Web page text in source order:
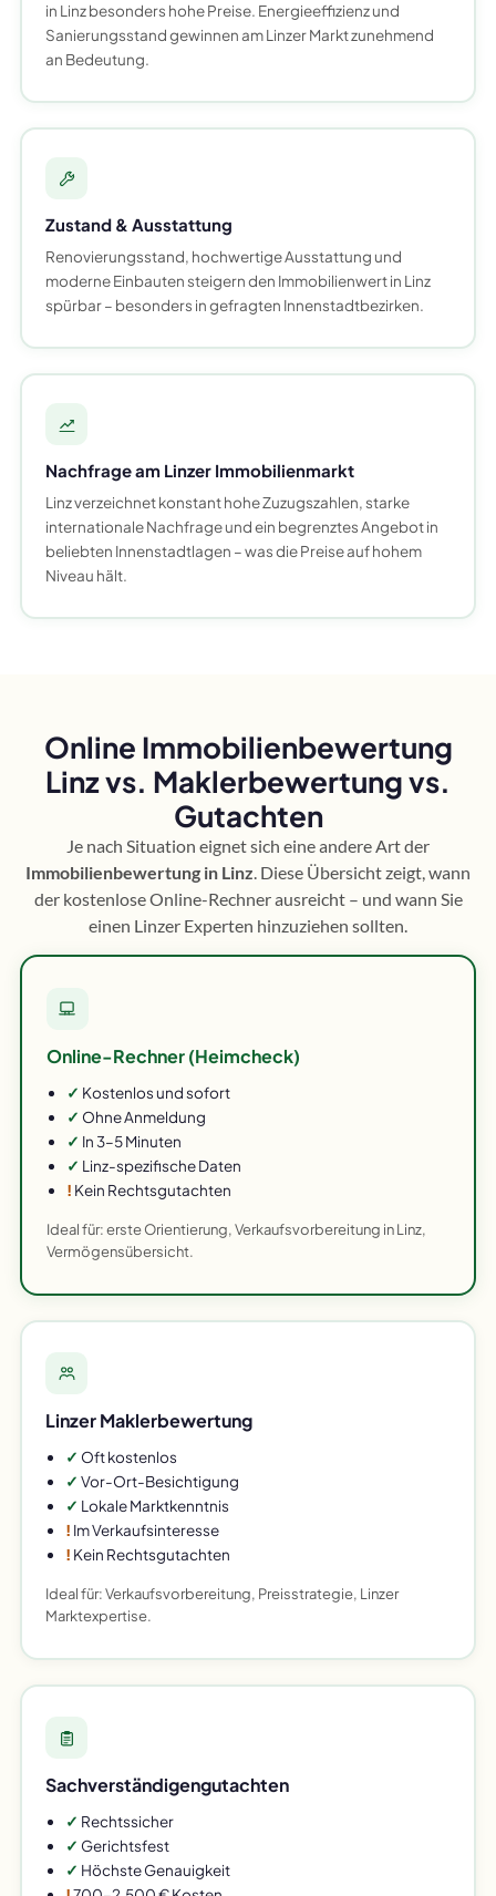
in Linz besonders hohe Preise. Energieeffizienz und
Sanierungsstand gewinnen am Linzer Markt zunehmend
an Bedeutung.
Zustand & Ausstattung
Renovierungsstand, hochwertige Ausstattung und
moderne Einbauten steigern den Immobilienwert in Linz
spürbar – besonders in gefragten Innenstadtbezirken.
Nachfrage am Linzer Immobilienmarkt
Linz verzeichnet konstant hohe Zuzugszahlen, starke
internationale Nachfrage und ein begrenztes Angebot in
beliebten Innenstadtlagen – was die Preise auf hohem
Niveau hält.
Online Immobilienbewertung
Linz vs. Maklerbewertung vs.
Gutachten
Je nach Situation eignet sich eine andere Art der
Immobilienbewertung in Linz . Diese Übersicht zeigt, wann
der kostenlose Online-Rechner ausreicht – und wann Sie
einen Linzer Experten hinzuziehen sollten.
Online-Rechner (Heimcheck)
✓ Kostenlos und sofort
✓ Ohne Anmeldung
✓ In 3–5 Minuten
✓ Linz-spezifische Daten
! Kein Rechtsgutachten
Ideal für: erste Orientierung, Verkaufsvorbereitung in Linz,
Vermögensübersicht.
Linzer Maklerbewertung
✓ Oft kostenlos
✓ Vor-Ort-Besichtigung
✓ Lokale Marktkenntnis
! Im Verkaufsinteresse
! Kein Rechtsgutachten
Ideal für: Verkaufsvorbereitung, Preisstrategie, Linzer
Marktexpertise.
Sachverständigengutachten
✓ Rechtssicher
✓ Gerichtsfest
✓ Höchste Genauigkeit